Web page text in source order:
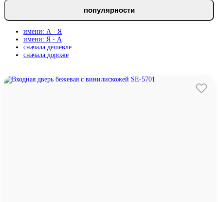
популярности
имени: А - Я
имени: Я - А
сначала дешевле
сначала дороже